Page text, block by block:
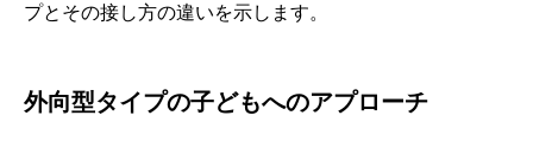
プとその接し方の違いを示します。
外向型タイプの子どもへのアプローチ